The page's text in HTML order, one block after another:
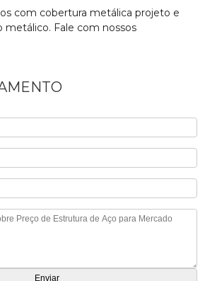
com cobertura metálica projeto e
metálico. Fale com nossos